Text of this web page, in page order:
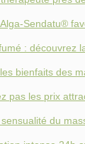
Sendatu®
: découvrez
bienfaits des
pas les prix
du